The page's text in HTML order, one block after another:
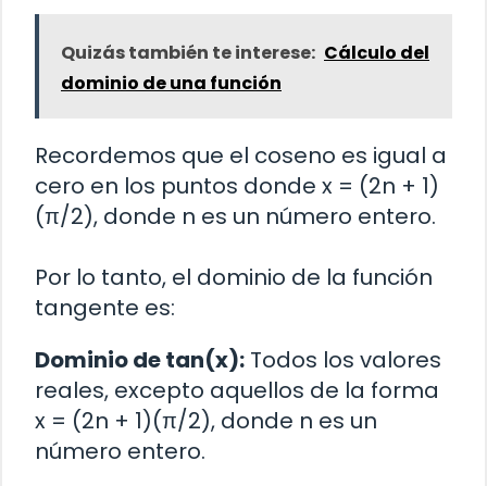
Quizás también te interese: Cálculo del
dominio de una función
Recordemos que el coseno es igual a
cero en los puntos donde x = (2n + 1)
(π/2), donde n es un número entero.
Por lo tanto, el dominio de la función
tangente es:
Dominio de tan(x): Todos los valores
reales, excepto aquellos de la forma
x = (2n + 1)(π/2), donde n es un
número entero.